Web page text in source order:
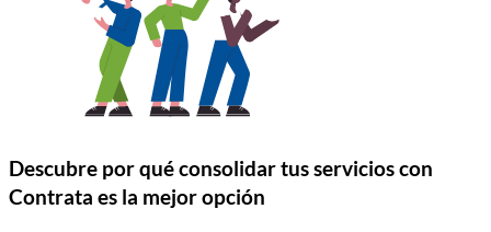
Descubre por qué consolidar tus servicios con
Contrata es la mejor opción